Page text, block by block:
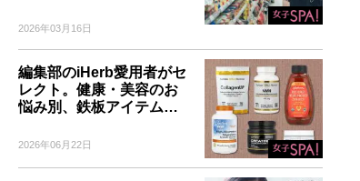
2026年03月16日
編集部のiHerb愛用者がセ
レクト。健康・美容のお
悩み別、鉄板アイテム…
2026年06月22日